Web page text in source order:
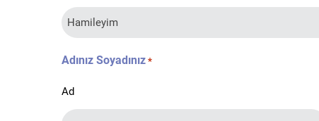
Adınız Soyadınız *
Ad